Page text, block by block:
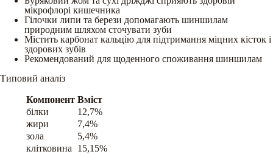
мікрофлорі кишечника
Гілочки липи та берези допомагають шиншилам
природним шляхом сточувати зуби
Містить карбонат кальцію для підтримання міцних кісток і
здорових зубів
Рекомендований для щоденного споживання шиншилам
Типовий аналіз
Компонент Вміст
білки
12,7%
жири
7,4%
зола
5,4%
клітковина
15,15%